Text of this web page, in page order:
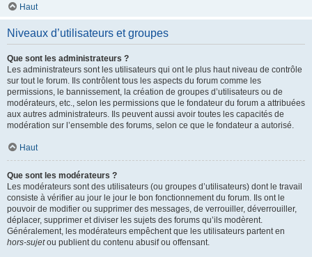
Haut
Niveaux d’utilisateurs et groupes
Que sont les administrateurs ?
Les administrateurs sont les utilisateurs qui ont le plus haut niveau de contrôle
sur tout le forum. Ils contrôlent tous les aspects du forum comme les
permissions, le bannissement, la création de groupes d’utilisateurs ou de
modérateurs, etc., selon les permissions que le fondateur du forum a attribuées
aux autres administrateurs. Ils peuvent aussi avoir toutes les capacités de
modération sur l’ensemble des forums, selon ce que le fondateur a autorisé.
Haut
Que sont les modérateurs ?
Les modérateurs sont des utilisateurs (ou groupes d’utilisateurs) dont le travail
consiste à vérifier au jour le jour le bon fonctionnement du forum. Ils ont le
pouvoir de modifier ou supprimer des messages, de verrouiller, déverrouiller,
déplacer, supprimer et diviser les sujets des forums qu’ils modèrent.
Généralement, les modérateurs empêchent que les utilisateurs partent en
hors-sujetou publient du contenu abusif ou offensant.